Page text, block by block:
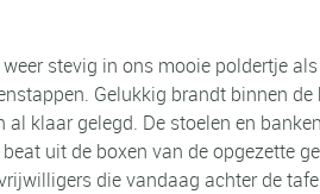
stevig in ons mooie poldertje
Gelukkig brandt binnen
klaar gelegd. De stoelen en
uit de boxen van de opgezette
die vandaag achter de